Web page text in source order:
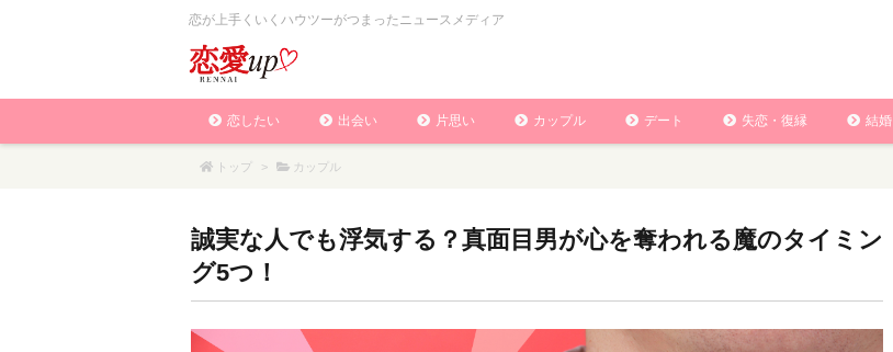
恋が上手くいくハウツーがつまったニュースメディア
恋したい 出会い 片思い カップル デート 失恋・復縁 結婚
トップ > カップル
誠実な人でも浮気する？真面目男が心を奪われる魔のタイミン
グ5つ！